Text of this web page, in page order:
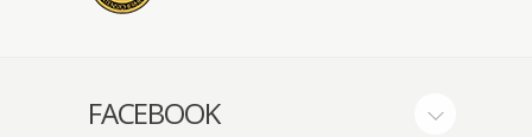
FACEBOOK